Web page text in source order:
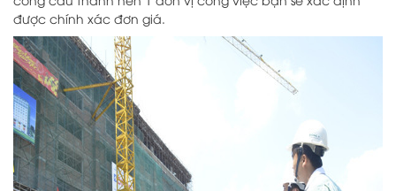
được chính xác đơn giá.